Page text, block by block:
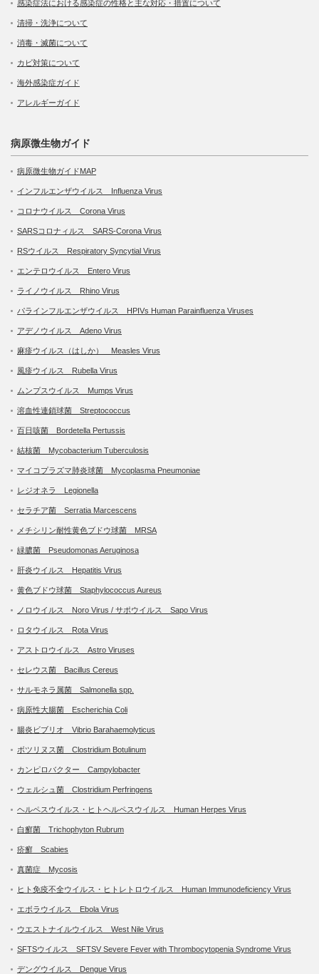
感染症法における感染症の性格と主な対応・措置について
清掃・洗浄について
消毒・滅菌について
カビ対策について
海外感染症ガイド
アレルギーガイド
病原微生物ガイド
病原微生物ガイドMAP
インフルエンザウイルス Influenza Virus
コロナウイルス Corona Virus
SARSコロナィルス SARS-Corona Virus
RSウイルス Respiratory Syncytial Virus
エンテロウイルス Entero Virus
ライノウイルス Rhino Virus
パラインフルエンザウイルス HPIVs Human Parainfluenza Viruses
アデノウイルス Adeno Virus
麻疹ウイルス（はしか） Measles Virus
風疹ウイルス Rubella Virus
ムンプスウイルス Mumps Virus
溶血性連鎖球菌 Streptococcus
百日咳菌 Bordetella Pertussis
結核菌 Mycobacterium Tuberculosis
マイコプラズマ肺炎球菌 Mycoplasma Pneumoniae
レジオネラ Legionella
セラチア菌 Serratia Marcescens
メチシリン耐性黄色ブドウ球菌 MRSA
緑膿菌 Pseudomonas Aeruginosa
肝炎ウイルス Hepatitis Virus
黄色ブドウ球菌 Staphylococcus Aureus
ノロウイルス Noro Virus / サポウイルス Sapo Virus
ロタウイルス Rota Virus
アストロウイルス Astro Viruses
セレウス菌 Bacillus Cereus
サルモネラ属菌 Salmonella spp.
病原性大腸菌 Escherichia Coli
腸炎ビブリオ Vibrio Barahaemolyticus
ボツリヌス菌 Clostridium Botulinum
カンピロバクター Campylobacter
ウェルシュ菌 Clostridium Perfringens
ヘルペスウイルス・ヒトヘルペスウイルス Human Herpes Virus
白癬菌 Trichophyton Rubrum
疥癬 Scabies
真菌症 Mycosis
ヒト免疫不全ウイルス・ヒトレトロウイルス Human Immunodeficiency Virus
エボラウイルス Ebola Virus
ウエストナイルウイルス West Nile Virus
SFTSウイルス SFTSV Severe Fever with Thrombocytopenia Syndrome Virus
デングウイルス Dengue Virus